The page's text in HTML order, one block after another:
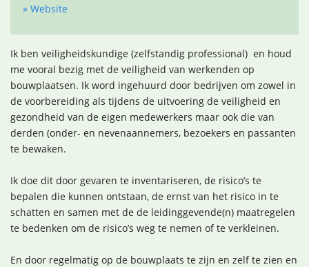
» Website
Ik ben veiligheidskundige (zelfstandig professional) en houd
me vooral bezig met de veiligheid van werkenden op
bouwplaatsen. Ik word ingehuurd door bedrijven om zowel in
de voorbereiding als tijdens de uitvoering de veiligheid en
gezondheid van de eigen medewerkers maar ook die van
derden (onder- en nevenaannemers, bezoekers en passanten
te bewaken.
Ik doe dit door gevaren te inventariseren, de risico’s te
bepalen die kunnen ontstaan, de ernst van het risico in te
schatten en samen met de de leidinggevende(n) maatregelen
te bedenken om de risico’s weg te nemen of te verkleinen.
En door regelmatig op de bouwplaats te zijn en zelf te zien en